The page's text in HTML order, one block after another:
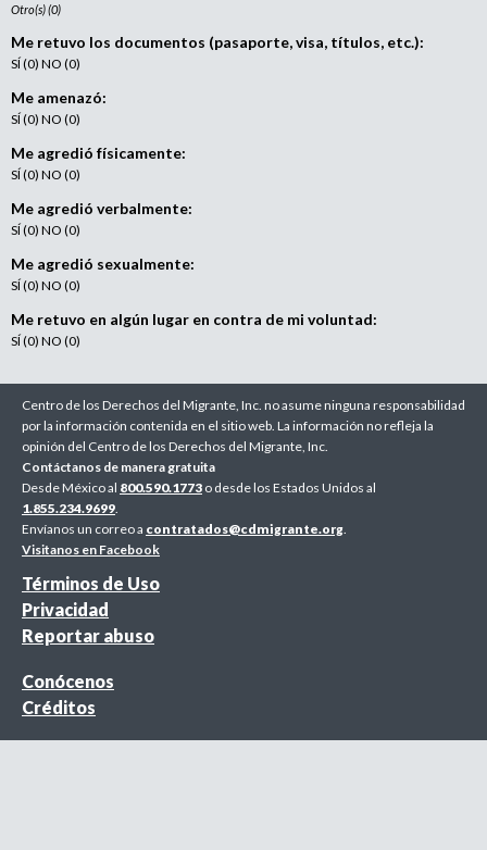
Otro(s) (0)
Me retuvo los documentos (pasaporte, visa, títulos, etc.):
SÍ (0) NO (0)
Me amenazó:
SÍ (0) NO (0)
Me agredió físicamente:
SÍ (0) NO (0)
Me agredió verbalmente:
SÍ (0) NO (0)
Me agredió sexualmente:
SÍ (0) NO (0)
Me retuvo en algún lugar en contra de mi voluntad:
SÍ (0) NO (0)
Centro de los Derechos del Migrante, Inc. no asume ninguna responsabilidad
por la información contenida en el sitio web. La información no refleja la
opinión del Centro de los Derechos del Migrante, Inc.
Contáctanos de manera gratuita
Desde México al 800.590.1773 o desde los Estados Unidos al
1.855.234.9699.
Envíanos un correo a contratados@cdmigrante.org.
Visitanos en Facebook
Términos de Uso
Privacidad
Reportar abuso
Conócenos
Créditos